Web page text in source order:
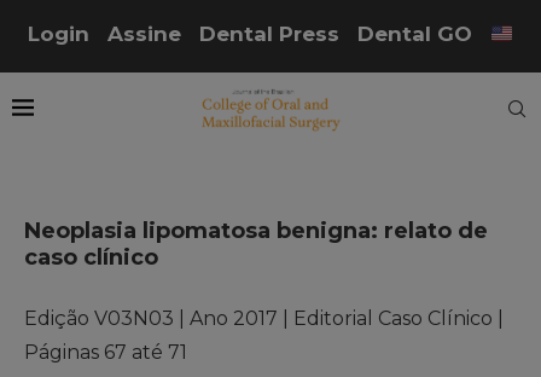
Login Assine Dental Press Dental GO
Neoplasia lipomatosa benigna: relato de
caso clínico
Edição V03N03 | Ano 2017 | Editorial Caso Clínico |
Páginas 67 até 71